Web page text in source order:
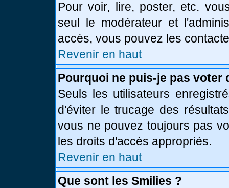
Pour voir, lire, poster, etc.
seul le modérateur et
accès, vous pouvez les
Revenir en haut
Pourquoi ne puis-je pas voter
Seuls les utilisateurs
d'éviter le trucage des
vous ne pouvez toujours pas
les droits d'accès appropriés.
Revenir en haut
Que sont les Smilies ?